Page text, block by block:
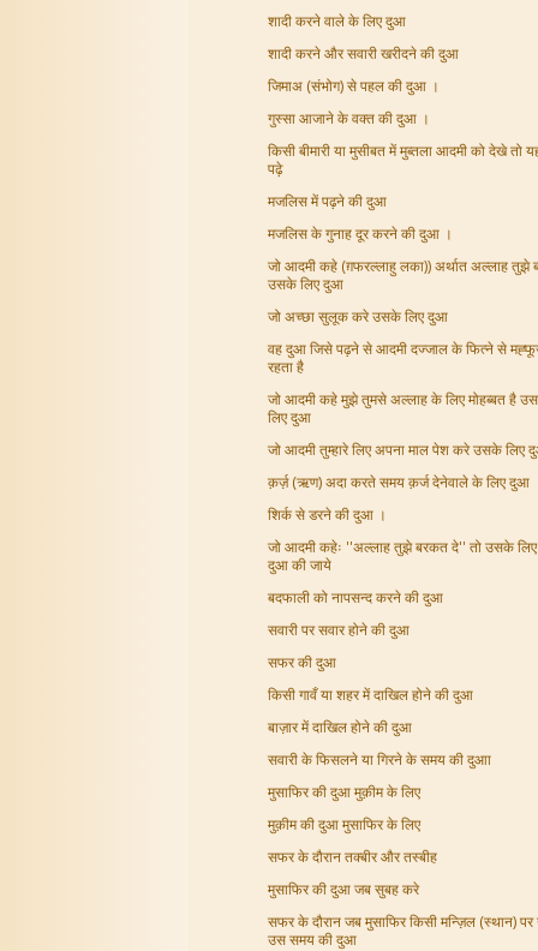
शादी करने वाले के लिए दुआ
शादी करने और सवारी खरीदने की दुआ
जिमाअ (संभोग) से पहल की दुआ ।
गुस्सा आजाने के वक्त की दुआ ।
किसी बीमारी या मुसीबत में मुब्तला आदमी को देखे तो
पढ़े
मजलिस में पढ़ने की दुआ
मजलिस के गुनाह दूर करने की दुआ ।
जो आदमी कहे (ग़फरल्लाहु लका)) अर्थात अल्लाह तुझे
उसके लिए दुआ
जो अच्छा सुलूक करे उसके लिए दुआ
वह दुआ जिसे पढ़ने से आदमी दज्जाल के फित्ने से
रहता है
जो आदमी कहे मुझे तुमसे अल्लाह के लिए मोहब्बत है
लिए दुआ
जो आदमी तुम्हारे लिए अपना माल पेश करे उसके लिए
क़र्ज़ (ऋण) अदा करते समय क़र्ज देनेवाले के लिए दुआ
शिर्क से डरने की दुआ ।
जो आदमी कहेः ''अल्लाह तुझे बरकत दे'' तो उसके लिए
दुआ की जाये
बदफाली को नापसन्द करने की दुआ
सवारी पर सवार होने की दुआ
सफर की दुआ
किसी गावँ या शहर में दाखिल होने की दुआ
बाज़ार में दाखिल होने की दुआ
सवारी के फिसलने या गिरने के समय की दुआा
मुसाफिर की दुआ मुक़ीम के लिए
मुक़ीम की दुआ मुसाफिर के लिए
सफर के दौरान तक्बीर और तस्बीह
मुसाफिर की दुआ जब सुबह करे
सफर के दौरान जब मुसाफिर किसी मन्ज़िल (स्थान)
उस समय की दुआ